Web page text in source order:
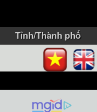
Tỉnh/Thành phố